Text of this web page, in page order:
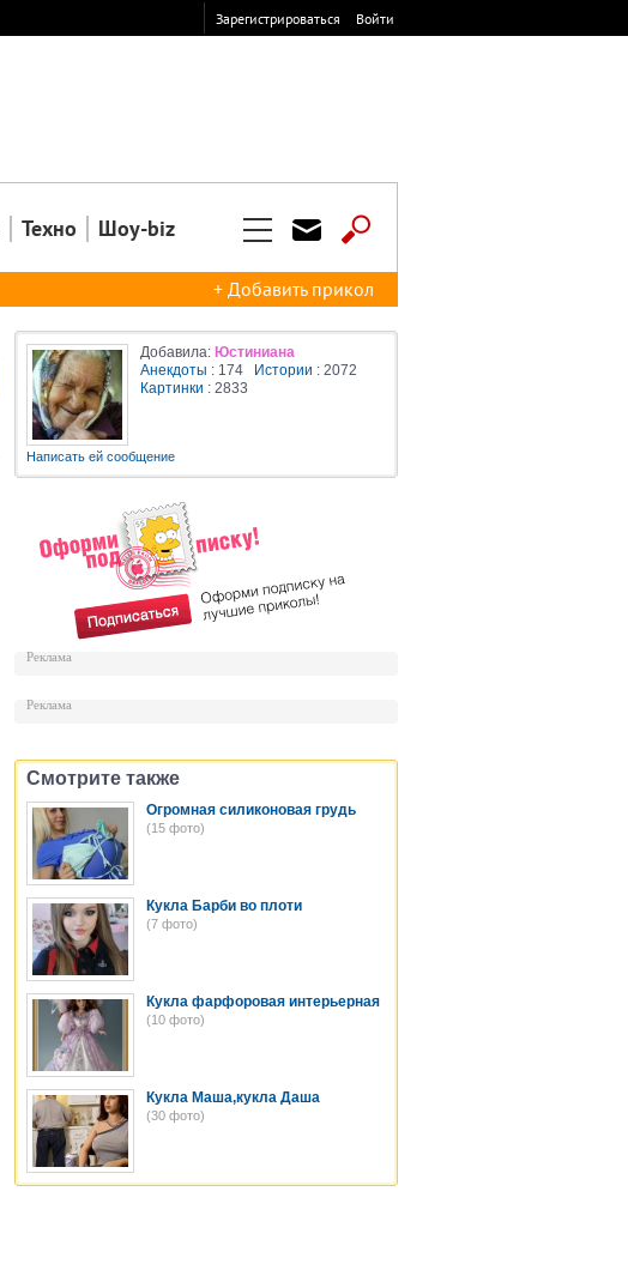
Зарегистрироваться Войти
Техно Шоу-biz
+ Добавить прикол
Добавила: Юстиниана
Анекдоты : 174 Истории : 2072
Картинки : 2833
Написать ей сообщение
Реклама
Реклама
Смотрите также
Огромная силиконовая грудь
(15 фото)
Кукла Барби во плоти
(7 фото)
Кукла фарфоровая интерьерная
(10 фото)
Кукла Маша,кукла Даша
(30 фото)